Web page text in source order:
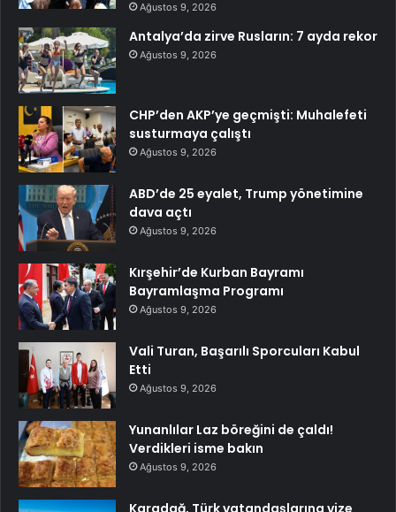
Ağustos 9, 2026
Antalya’da zirve Rusların: 7 ayda rekor
Ağustos 9, 2026
CHP’den AKP’ye geçmişti: Muhalefeti
susturmaya çalıştı
Ağustos 9, 2026
ABD’de 25 eyalet, Trump yönetimine
dava açtı
Ağustos 9, 2026
Kırşehir’de Kurban Bayramı
Bayramlaşma Programı
Ağustos 9, 2026
Vali Turan, Başarılı Sporcuları Kabul
Etti
Ağustos 9, 2026
Yunanlılar Laz böreğini de çaldı!
Verdikleri isme bakın
Ağustos 9, 2026